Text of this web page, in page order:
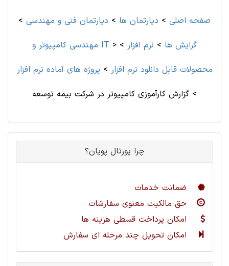
صفحه اصلی > دپارتمان ها > دپارتمان فنی و مهندسی >
مهندسی کامپیوتر و IT > گرایش ها > نرم افزار >
محصولات قابل دانلود نرم افزار > پروژه های آماده نرم افزار
> گزارش کارآموزی کامپیوتر در شرکت بیمه توسعه
چرا پورتال پویان؟
ضمانت خدمات
حق مالکیت معنوی سفارشات
امکان پرداخت قسطی هزینه ها
امکان تحویل چند مرحله ای سفارش